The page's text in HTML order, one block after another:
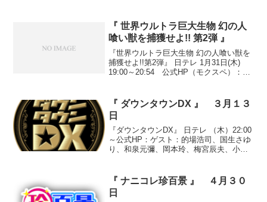
み、菊川怜、高田延彦、鳥居みゆき、ビ
ビ...
『 世界ウルトラ巨大生物 幻の人
喰い獣を捕獲せよ!! 第2弾 』
『世界ウルトラ巨大生物 幻の人喰い獣を
捕獲せよ!!第2弾』 日テレ 1月31日(木)
19:00～20:54 公式HP（モクスペ）：出
達郎（動物研究家） 『恐怖の人喰
い・...
『 ダウンタウンDX 』 ３月１３
日
『ダウンタウンDX』 日テレ （木）22:00
～公式HP：ゲスト：的場浩司、国生さゆ
り、和泉元彌、岡本玲、梅宮辰夫、小島
的場浩司の”２１”「持っている浜崎あゆみ
のCD...
『 ナニコレ珍百景 』 ４月３０
日